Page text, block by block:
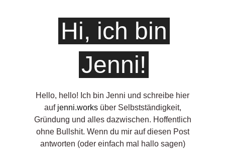
Hi, ich bin
Jenni!
Hello, hello! ‍Ich bin Jenni und schreibe hier
auf jenni.worksüber Selbstständigkeit,
Gründung und alles dazwischen. Hoffentlich
ohne Bullshit. Wenn du mir auf diesen Post
antworten (oder einfach mal hallo sagen)